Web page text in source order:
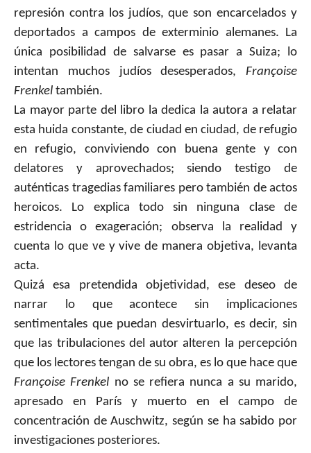
represión contra los judíos, que son encarcelados y
deportados a campos de exterminio alemanes. La
única posibilidad de salvarse es pasar a Suiza; lo
intentan muchos judíos desesperados, Françoise
Frenkel también.
La mayor parte del libro la dedica la autora a relatar
esta huida constante, de ciudad en ciudad, de refugio
en refugio, conviviendo con buena gente y con
delatores y aprovechados; siendo testigo de
auténticas tragedias familiares pero también de actos
heroicos. Lo explica todo sin ninguna clase de
estridencia o exageración; observa la realidad y
cuenta lo que ve y vive de manera objetiva, levanta
acta.
Quizá esa pretendida objetividad, ese deseo de
narrar lo que acontece sin implicaciones
sentimentales que puedan desvirtuarlo, es decir, sin
que las tribulaciones del autor alteren la percepción
que los lectores tengan de su obra, es lo que hace que
Françoise Frenkel no se refiera nunca a su marido,
apresado en París y muerto en el campo de
concentración de Auschwitz, según se ha sabido por
investigaciones posteriores.